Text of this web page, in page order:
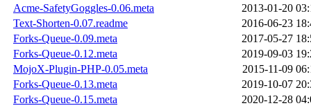
Acme-SafetyGoggles-0.06.meta
2013-01-20
Text-Shorten-0.07.readme
2016-06-23
Forks-Queue-0.09.meta
2017-05-27
Forks-Queue-0.12.meta
2019-09-03
MojoX-Plugin-PHP-0.05.meta
2015-11-09
Forks-Queue-0.13.meta
2019-10-07
Forks-Queue-0.15.meta
2020-12-28